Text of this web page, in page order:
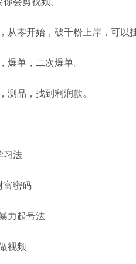
从零开始，破千粉上岸，可以
爆单，二次爆单。
测品，找到利润款。
习法
富密码
力起号法
视频